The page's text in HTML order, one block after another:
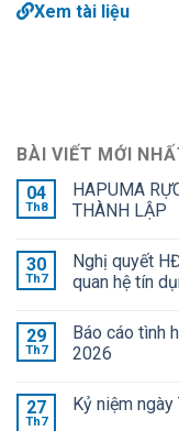
Xem tài liệu
BÀI VIẾT MỚI
04
Th8
HAPUMA
THÀNH LẬP
30
Th7
Nghị quyết
quan hệ tín
29
Th7
Báo cáo tình
2026
27
Th7
Kỷ niệm